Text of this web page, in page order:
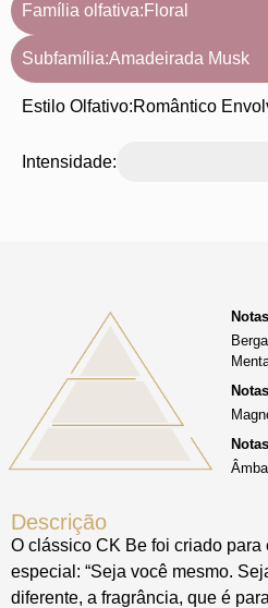
Família olfativa: Floral
Subfamília:Amadeirada Musk
Estilo Olfativo:Romântico
Intensidade:
Descrição
O clássico CK Be foi criado para
especial: “Seja você mesmo.
diferente, a fragrância, que é